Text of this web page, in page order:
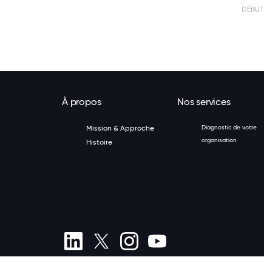
DÉBUT
À propos
Mission & Approche
Histoire
Nos services
Diagnostic de votre
organisation